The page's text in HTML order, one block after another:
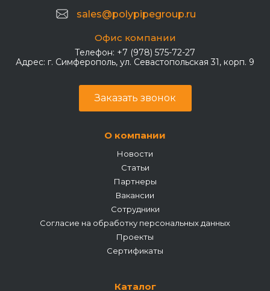
sales@polypipegroup.ru
Офис компании
Телефон: +7 (978) 575-72-27
Адрес: г. Симферополь, ул. Севастопольская 31, корп. 9
Заказать звонок
О компании
Новости
Статьи
Партнеры
Вакансии
Сотрудники
Согласие на обработку персональных данных
Проекты
Сертификаты
Каталог